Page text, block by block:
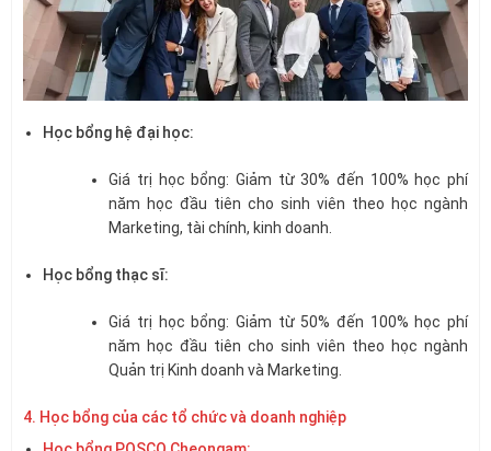
Học bổng hệ đại học:
Giá trị học bổng: Giảm từ 30% đến 100% học phí
năm học đầu tiên cho sinh viên theo học ngành
Marketing, tài chính, kinh doanh.
Học bổng thạc sĩ:
Giá trị học bổng: Giảm từ 50% đến 100% học phí
năm học đầu tiên cho sinh viên theo học ngành
Quản trị Kinh doanh và Marketing.
4. Học bổng của các tổ chức và doanh nghiệp